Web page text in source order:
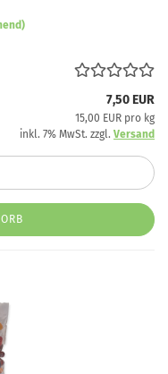
7,50 EUR
15,00 EUR pro kg
inkl. 7% MwSt. zzgl. Versand